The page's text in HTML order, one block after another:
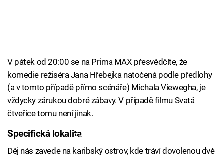
V pátek od 20:00 se na Prima MAX přesvědčíte, že
komedie režiséra Jana Hřebejka natočená podle předlohy
(a v tomto případě přímo scénáře) Michala Viewegha, je
vždycky zárukou dobré zábavy. V případě filmu Svatá
čtveřice tomu není jinak.
Failed to fetch
Specifická lokalita
Děj nás zavede na karibský ostrov, kde tráví dovolenou dvě